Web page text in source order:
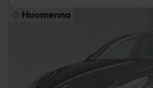
Huomenna